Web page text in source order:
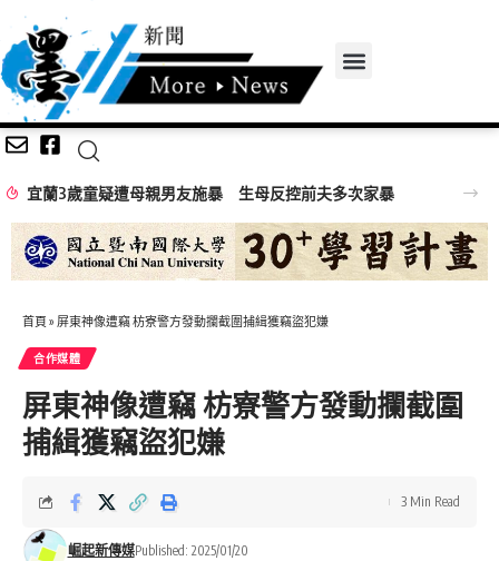
宜蘭3歲童疑遭母親男友施暴 生母反控前夫多次家暴
首頁 » 屏東神像遭竊 枋寮警方發動攔截圍捕緝獲竊盜犯嫌
合作媒體
屏東神像遭竊 枋寮警方發動攔截圍
捕緝獲竊盜犯嫌
崛起新傳媒Published: 2025/01/20
3 Min Read